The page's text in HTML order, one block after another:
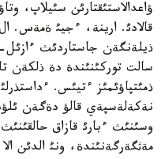
ؤاعدالاستئقتارئن سئيلاپ،
قالادئ. ارينة، ءجيئ ةمةس.
ذيلةنگةن جاستاردئث
سالت توركئنئندة دة ذلكةن
ذمئتپاؤئمئز ءتيئس.
نةكةلةسپةي قالؤ دةگةن
وسئنئث ءبارئ قازاق
مةثگةرگةنئندة، ونئ الدئن